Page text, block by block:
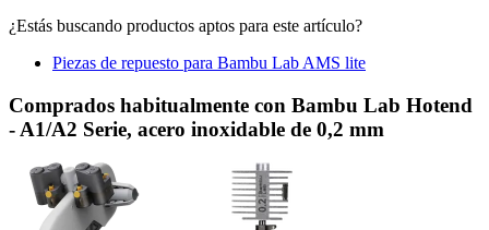
¿Estás buscando productos aptos para este artículo?
Piezas de repuesto para Bambu Lab AMS lite
Comprados habitualmente con Bambu Lab Hotend
- A1/A2 Serie, acero inoxidable de 0,2 mm